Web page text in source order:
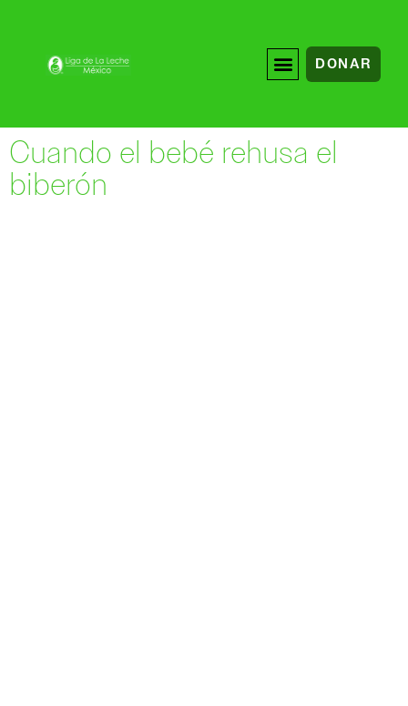
DONAR
Cuando el bebé rehusa el
biberón